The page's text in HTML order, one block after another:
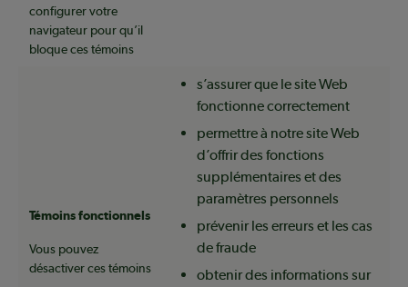
configurer votre
navigateur pour qu’il
bloque ces témoins
Témoins fonctionnels
Vous pouvez
désactiver ces témoins
s’assurer que le site Web
fonctionne correctement
permettre à notre site Web
d’offrir des fonctions
supplémentaires et des
paramètres personnels
prévenir les erreurs et les cas
de fraude
obtenir des informations sur